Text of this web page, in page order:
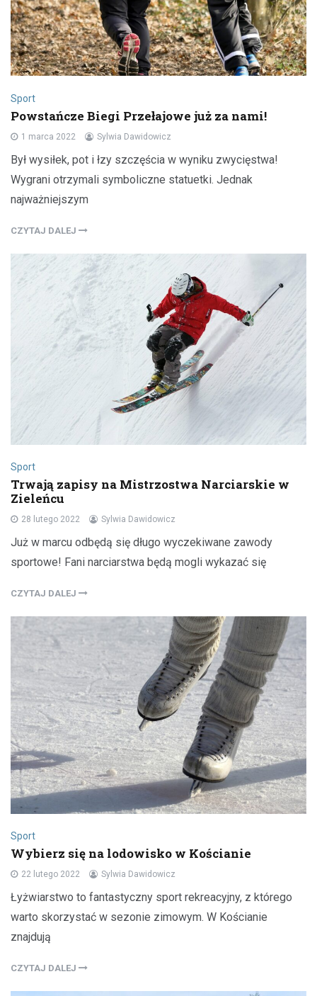
Sport
Powstańcze Biegi Przełajowe już za nami!
1 marca 2022 Sylwia Dawidowicz
Był wysiłek, pot i łzy szczęścia w wyniku zwycięstwa!
Wygrani otrzymali symboliczne statuetki. Jednak
najważniejszym
CZYTAJ DALEJ
Sport
Trwają zapisy na Mistrzostwa Narciarskie w
Zieleńcu
28 lutego 2022 Sylwia Dawidowicz
Już w marcu odbędą się długo wyczekiwane zawody
sportowe! Fani narciarstwa będą mogli wykazać się
CZYTAJ DALEJ
Sport
Wybierz się na lodowisko w Kościanie
22 lutego 2022 Sylwia Dawidowicz
Łyżwiarstwo to fantastyczny sport rekreacyjny, z którego
warto skorzystać w sezonie zimowym. W Kościanie
znajdują
CZYTAJ DALEJ